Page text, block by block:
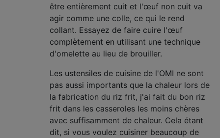
être entièrement cuit et l'œuf non cuit va
agir comme une colle, ce qui le rend
collant. Essayez de faire cuire l'œuf
complètement en utilisant une technique
d'omelette au lieu de brouiller.
Les ustensiles de cuisine de l'OMI ne sont
pas aussi importants que la chaleur lors de
la fabrication du riz frit, j'ai fait du bon riz
frit dans les casseroles les moins chères
avec suffisamment de chaleur. Cela étant
dit, si vous voulez cuisiner beaucoup de